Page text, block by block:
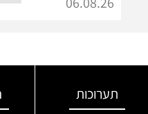
תערוכות